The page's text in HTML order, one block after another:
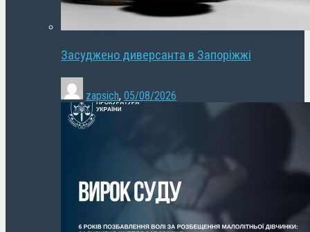
Засуджено диверсанта в Запоріжжі
zapsich, 05/08/2026